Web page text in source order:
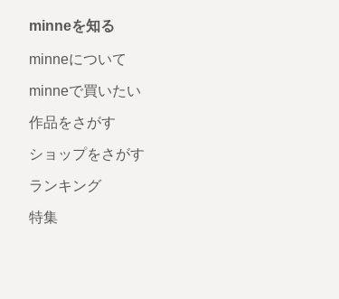
minneを知る
minneについて
minneで買いたい
作品をさがす
ショップをさがす
ランキング
特集